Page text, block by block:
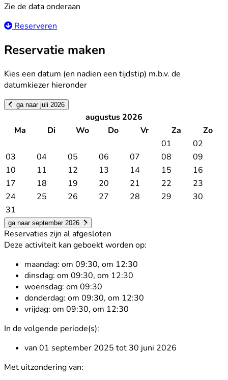
Zie de data onderaan
Reserveren
Reservatie maken
Kies een datum (en nadien een tijdstip) m.b.v. de
datumkiezer hieronder
ga naar juli 2026
augustus 2026
Ma
Di Wo Do Vr Za
Zo
01
02
03
04 05 06 07 08
09
10
11 12 13 14 15
16
17
18 19 20 21 22
23
24
25 26 27 28 29
30
31
ga naar september 2026
Reservaties zijn al afgesloten
Deze activiteit kan geboekt worden op:
maandag: om 09:30, om 12:30
dinsdag: om 09:30, om 12:30
woensdag: om 09:30
donderdag: om 09:30, om 12:30
vrijdag: om 09:30, om 12:30
In de volgende periode(s):
van 01 september 2025 tot 30 juni 2026
Met uitzondering van: